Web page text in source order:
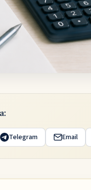
Telegram Email